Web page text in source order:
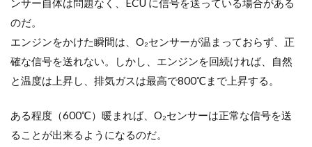
ンサー自体は問題なく、ECU に信号を送っている場合がある
のだ。
エンジンをかけた瞬間は、O₂センサーが温まっておらず、正
確な信号を送れない。しかし、エンジンを回続ければ、自然
と温度は上昇し、排気ガスは最高で800℃まで上昇する。
ある程度（600℃）暖まれば、O₂センサーは正常な信号を送
ることが出来るようになるのだ。